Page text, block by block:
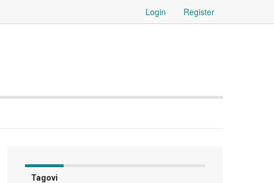
Login Register
Tagovi